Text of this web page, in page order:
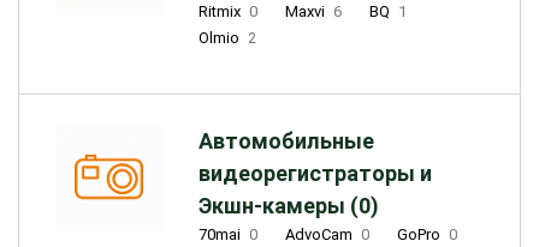
Ritmix 0 Maxvi 6 BQ 1
Olmio 2
Автомобильные
видеорегистраторы и
Экшн-камеры (0)
70mai 0 AdvoCam 0 GoPro 0